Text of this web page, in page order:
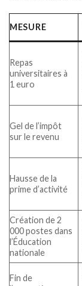
MESURE
Repas
universitaires à
1 euro
Gel de l’impôt
sur le revenu
Hausse de la
prime d’activité
Création de 2
000 postes dans
l’Éducation
nationale
Fin de